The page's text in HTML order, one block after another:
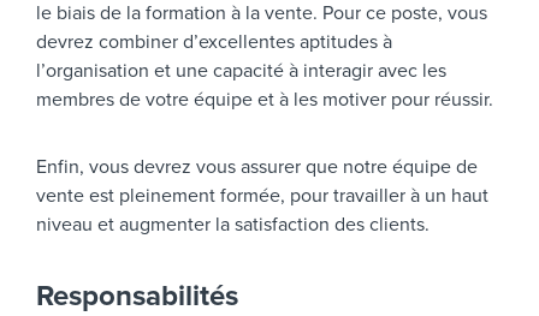
le biais de la formation à la vente. Pour ce poste, vous
devrez combiner d’excellentes aptitudes à
l’organisation et une capacité à interagir avec les
membres de votre équipe et à les motiver pour réussir.
Enfin, vous devrez vous assurer que notre équipe de
vente est pleinement formée, pour travailler à un haut
niveau et augmenter la satisfaction des clients.
Responsabilités